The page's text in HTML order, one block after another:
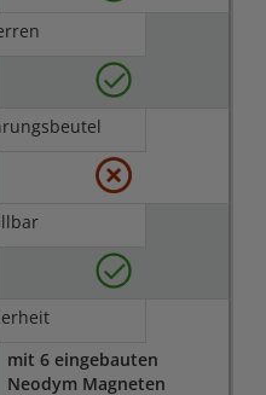
mit 6 eingebauten
Neodym Magneten